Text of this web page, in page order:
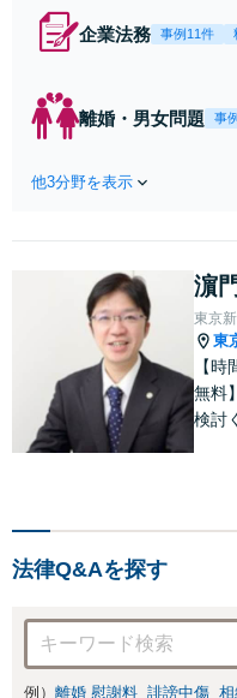
企業法務 事例11件
離婚・男女問題 事
他3分野を表示
濵
東京
東
【
無料
検討
法律Q&Aを探す
例） 離婚 慰謝料 誹謗中傷